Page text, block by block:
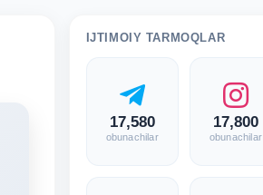
IJTIMOIY TARMOQLAR
17,580
obunachilar
17,800
obunachilar